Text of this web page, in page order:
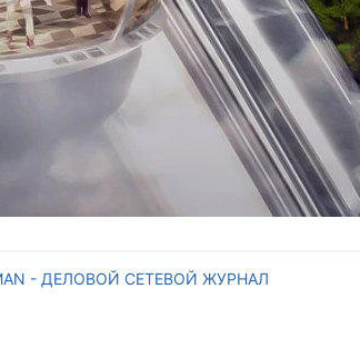
- ДЕЛОВОЙ СЕТЕВОЙ ЖУРНАЛ